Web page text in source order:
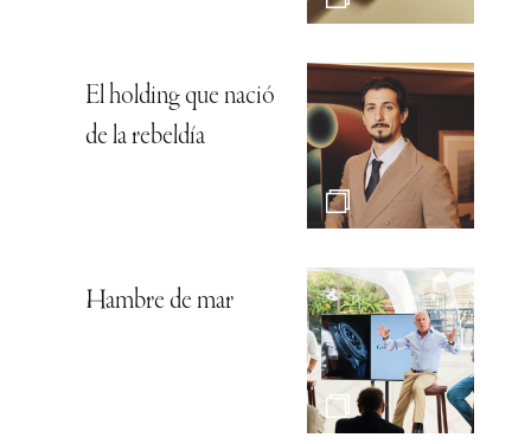
El holding que nació
de la rebeldía
Hambre de mar